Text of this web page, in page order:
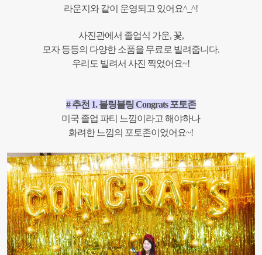
라운지와 같이 운영되고 있어요^_^!
사진관에서 졸업식 가운, 꽃,
모자 등등의 다양한 소품을 무료로 빌려줍니다.
우리도 빌려서 사진 찍었어요~!
# 추천 1. 블링블링 Congrats 포토존
미국 졸업 파티 느낌이라고 해야하나
화려한 느낌의 포토존이었어요~!